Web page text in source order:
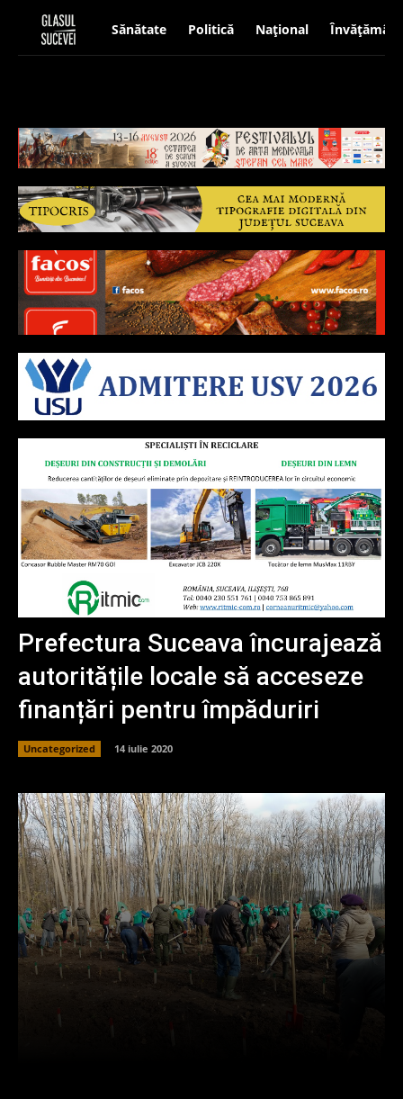
Sănătate Politică Național Învățământ
Prefectura Suceava încurajează
autoritățile locale să acceseze
finanțări pentru împăduriri
Uncategorized 14 iulie 2020